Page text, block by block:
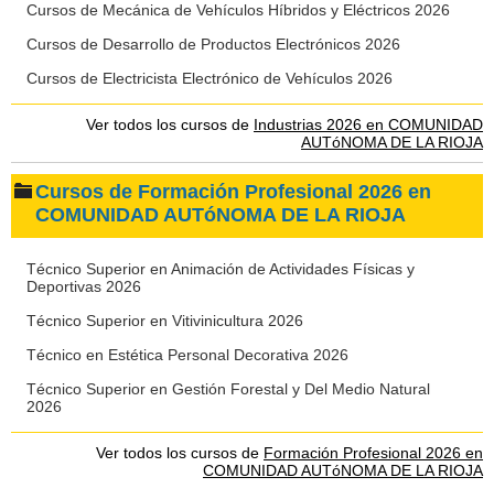
Cursos de Mecánica de Vehículos Híbridos y Eléctricos 2026
Cursos de Desarrollo de Productos Electrónicos 2026
Cursos de Electricista Electrónico de Vehículos 2026
Ver todos los cursos de Industrias 2026 en COMUNIDAD
AUTóNOMA DE LA RIOJA
Cursos de Formación Profesional 2026 en
COMUNIDAD AUTóNOMA DE LA RIOJA
Técnico Superior en Animación de Actividades Físicas y
Deportivas 2026
Técnico Superior en Vitivinicultura 2026
Técnico en Estética Personal Decorativa 2026
Técnico Superior en Gestión Forestal y Del Medio Natural
2026
Ver todos los cursos de Formación Profesional 2026 en
COMUNIDAD AUTóNOMA DE LA RIOJA